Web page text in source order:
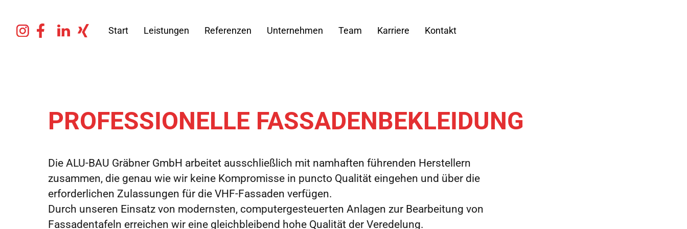
Start Leistungen Referenzen Unternehmen Team Karriere Kontakt
PROFESSIONELLE FASSADENBEKLEIDUNG
Die ALU-BAU Gräbner GmbH arbeitet ausschließlich mit namhaften führenden Herstellern
zusammen, die genau wie wir keine Kompromisse in puncto Qualität eingehen und über die
erforderlichen Zulassungen für die VHF-Fassaden verfügen.
Durch unseren Einsatz von modernsten, computergesteuerten Anlagen zur Bearbeitung von
Fassadentafeln erreichen wir eine gleichbleibend hohe Qualität der Veredelung.